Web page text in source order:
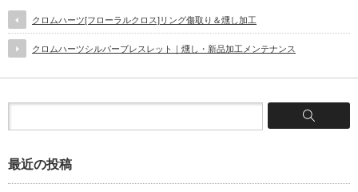
クロムハーツ[フローラルクロス]リング傷取り＆燻し加工
クロムハーツシルバーブレスレット｜燻し・新品加工メンテナンス
最近の投稿